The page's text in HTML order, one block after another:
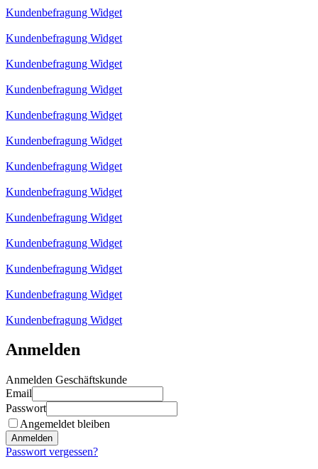
Kundenbefragung Widget
Kundenbefragung Widget
Kundenbefragung Widget
Kundenbefragung Widget
Kundenbefragung Widget
Kundenbefragung Widget
Kundenbefragung Widget
Kundenbefragung Widget
Kundenbefragung Widget
Kundenbefragung Widget
Kundenbefragung Widget
Kundenbefragung Widget
Kundenbefragung Widget
Anmelden
Anmelden Geschäftskunde
Email
Passwort
Angemeldet bleiben
Anmelden
Passwort vergessen?